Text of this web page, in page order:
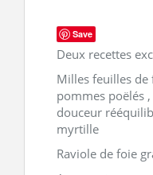
Save
Deux recettes
Milles feuilles de
pommes poëlés
douceur
myrtille
Raviole de foie